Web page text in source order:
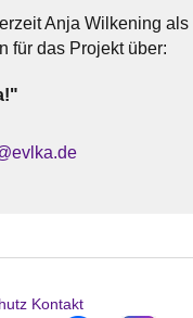
Anja Wilkening als
für das Projekt über:
Kontakt